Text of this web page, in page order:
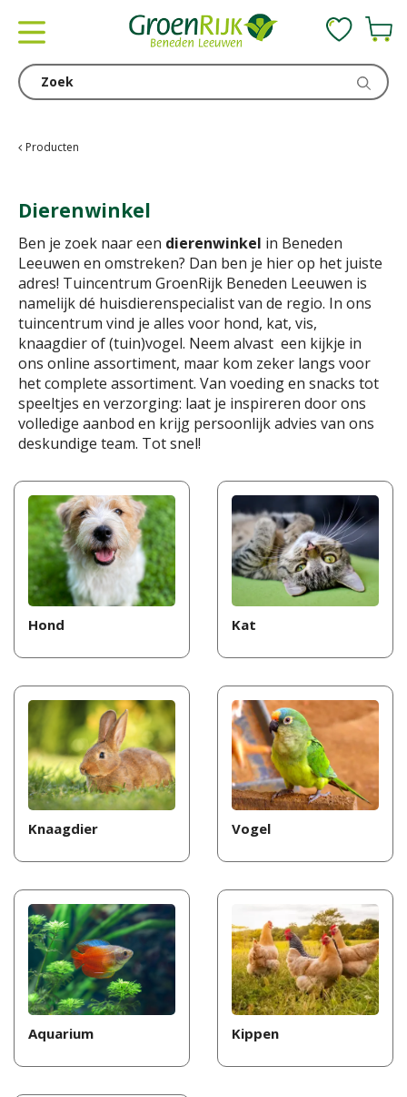
Producten
Dierenwinkel
Ben je zoek naar een dierenwinkel in Beneden
Leeuwen en omstreken? Dan ben je hier op het juiste
adres! Tuincentrum GroenRijk Beneden Leeuwen is
namelijk dé huisdierenspecialist van de regio. In ons
tuincentrum vind je alles voor hond, kat, vis,
knaagdier of (tuin)vogel. Neem alvast een kijkje in
ons online assortiment, maar kom zeker langs voor
het complete assortiment. Van voeding en snacks tot
speeltjes en verzorging: laat je inspireren door ons
volledige aanbod en krijg persoonlijk advies van ons
deskundige team. Tot snel!
Hond Kat
Knaagdier Vogel
Aquarium Kippen